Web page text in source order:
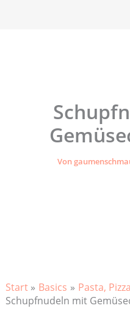
Von
Start Basics
Pasta,
Schupfnudeln mit